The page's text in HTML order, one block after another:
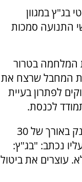
בג"ץ במגוון
התנועה סמכות
המלחמה בטרור
המחבל שרצח את
לפתרון בעיית
לכנסת.
באותו עניין, העלתה התנועה שלט ענק באורך של 30
נכתב: "בג"ץ:
עוצרים את ביטול